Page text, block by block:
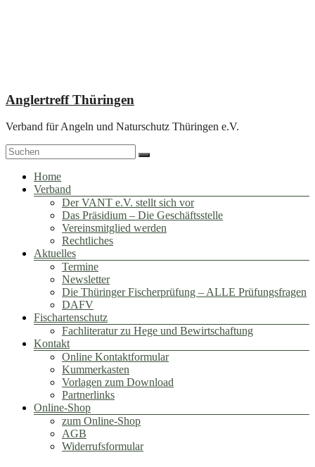
Anglertreff Thüringen
Verband für Angeln und Naturschutz Thüringen e.V.
Menü
Home
Verband
Der VANT e.V. stellt sich vor
Das Präsidium – Die Geschäftsstelle
Vereinsmitglied werden
Rechtliches
Aktuelles
Termine
Newsletter
Die Thüringer Fischerprüfung – ALLE Prüfungsfragen
DAFV
Fischartenschutz
Fachliteratur zu Hege und Bewirtschaftung
Kontakt
Online Kontaktformular
Kummerkasten
Vorlagen zum Download
Partnerlinks
Online-Shop
zum Online-Shop
AGB
Widerrufsformular